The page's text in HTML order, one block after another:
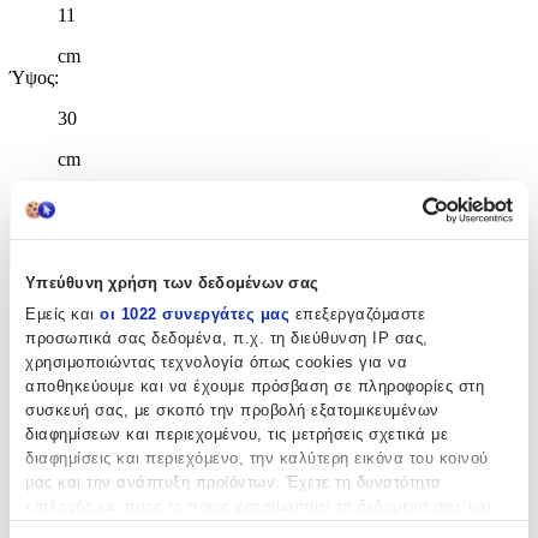
Υπεύθυνη χρήση των δεδομένων σας
Εμείς και οι 1022 συνεργάτες μας επεξεργαζόμαστε
προσωπικά σας δεδομένα, π.χ. τη διεύθυνση IP σας,
χρησιμοποιώντας τεχνολογία όπως cookies για να
αποθηκεύουμε και να έχουμε πρόσβαση σε πληροφορίες στη
συσκευή σας, με σκοπό την προβολή εξατομικευμένων
διαφημίσεων και περιεχομένου, τις μετρήσεις σχετικά με
διαφημίσεις και περιεχόμενο, την καλύτερη εικόνα του κοινού
μας και την ανάπτυξη προϊόντων. Έχετε τη δυνατότητα
11
cm
Ύψος:
30
cm
Χαρακτηριστικά
Χαρακτηριστικά
Κατασκευαστής:
Graffiti
Βασικά Χαρακτηριστικά
Χρώμα